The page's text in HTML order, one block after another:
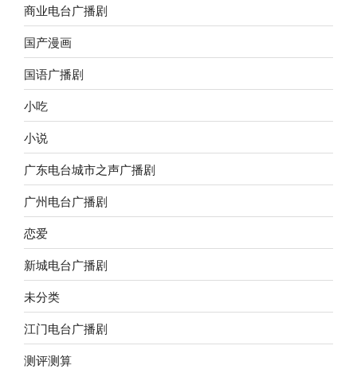
商业电台广播剧
国产漫画
国语广播剧
小吃
小说
广东电台城市之声广播剧
广州电台广播剧
恋爱
新城电台广播剧
未分类
江门电台广播剧
测评测算